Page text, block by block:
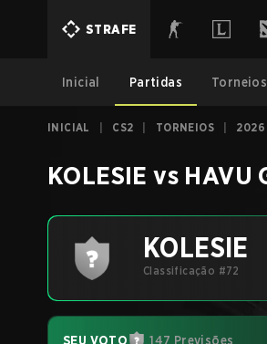
STRAFE
Inicial Partidas Torneios
INICIAL CS2 TORNEIOS 2026
KOLESIE vs HAVU
KOLESIE
Classificação #72
SEU VOTO 147 Previsões